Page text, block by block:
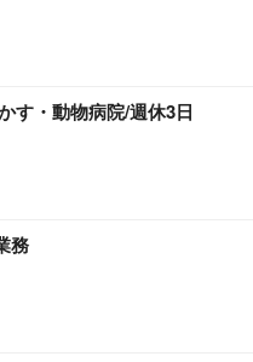
す・動物病院/週休3日
務